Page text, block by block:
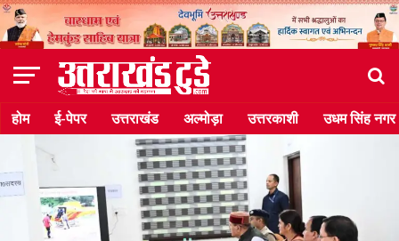
होम ई-पेपर उत्तराखंड अल्मोड़ा उत्तरकाशी उधम सिंह नगर